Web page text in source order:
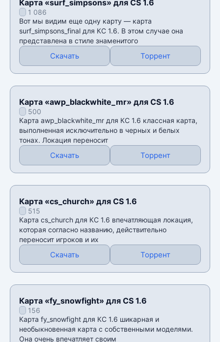
Карта «surf_simpsons» для CS 1.6
1 086
Вот мы видим еще одну карту — карта
surf_simpsons_final для КС 1.6. В этом случае она
представлена в стиле знаменитого
Скачать Торрент
Карта «awp_blackwhite_mr» для CS 1.6
500
Карта awp_blackwhite_mr для КС 1.6 классная карта,
выполненная исключительно в черных и белых
тонах. Локация переносит
Скачать Торрент
Карта «cs_church» для CS 1.6
515
Карта cs_church для КС 1.6 впечатляющая локация,
которая согласно названию, действительно
переносит игроков и их
Скачать Торрент
Карта «fy_snowfight» для CS 1.6
156
Карта fy_snowfight для КС 1.6 шикарная и
необыкновенная карта с собственными моделями.
Она очень впечатляет своим